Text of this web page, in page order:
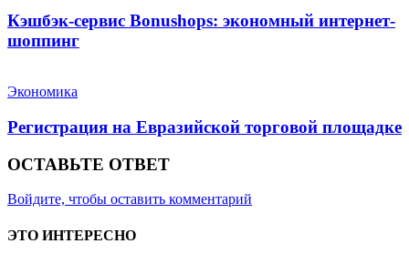
Кэшбэк-сервис Bonushops: экономный интернет-
шоппинг
Экономика
Регистрация на Евразийской торговой площадке
ОСТАВЬТЕ ОТВЕТ
Войдите, чтобы оставить комментарий
ЭТО ИНТЕРЕСНО